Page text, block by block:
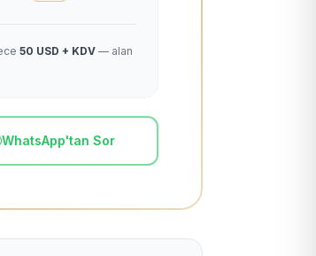
50 USD + KDV — alan
WhatsApp'tan Sor